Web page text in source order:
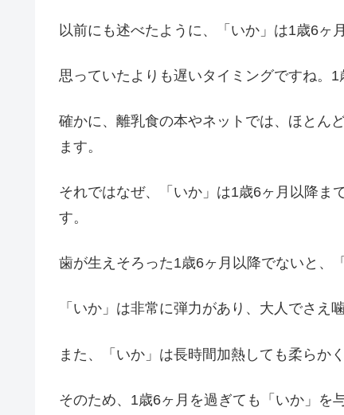
以前にも述べたように、「いか」は1歳6ヶ
思っていたよりも遅いタイミングですね。
確かに、離乳食の本やネットでは、ほとん
ます。
それではなぜ、「いか」は1歳6ヶ月以降ま
す。
歯が生えそろった1歳6ヶ月以降でないと、
「いか」は非常に弾力があり、大人でさえ
また、「いか」は長時間加熱しても柔らか
そのため、1歳6ヶ月を過ぎても「いか」を